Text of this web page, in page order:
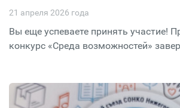
21 апреля 2026 года
Вы еще успеваете принять участие!
конкурс «Среда возможностей»